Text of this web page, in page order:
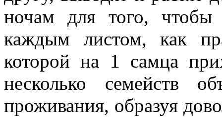
ночам для того, чтобы
каждым листом, как
которой на 1 самца
несколько семейств
проживания, образуя